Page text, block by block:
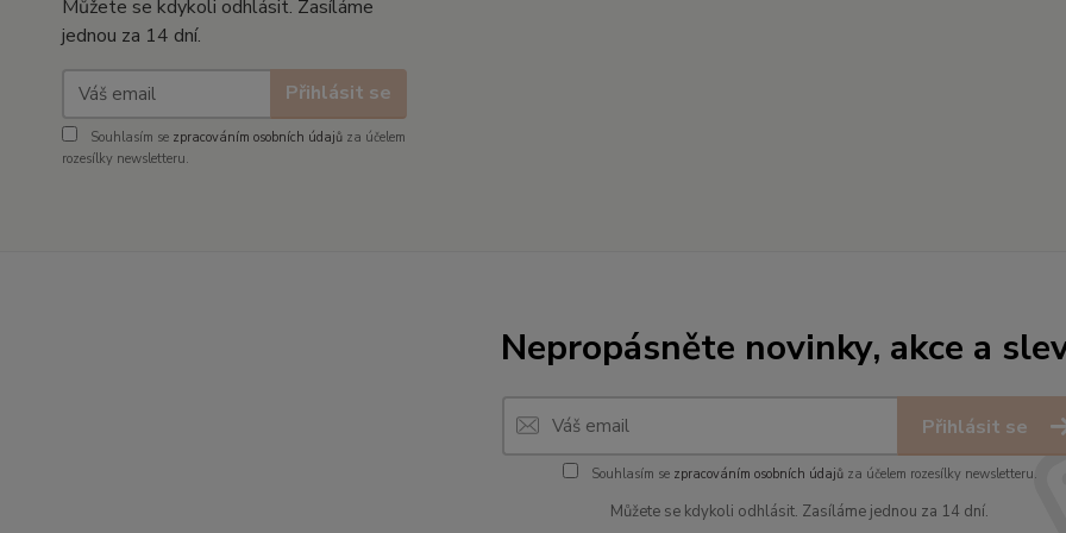
Můžete se kdykoli odhlásit. Zasíláme
jednou za 14 dní.
Přihlásit se
Souhlasím se zpracováním osobních údajů za účelem
rozesílky newsletteru.
Nepropásněte novinky, akce a
Přihlásit se
Souhlasím se zpracováním osobních údajůza účelem rozesílky newsletteru.
Můžete se kdykoli odhlásit. Zasíláme jednou za 14 dní.